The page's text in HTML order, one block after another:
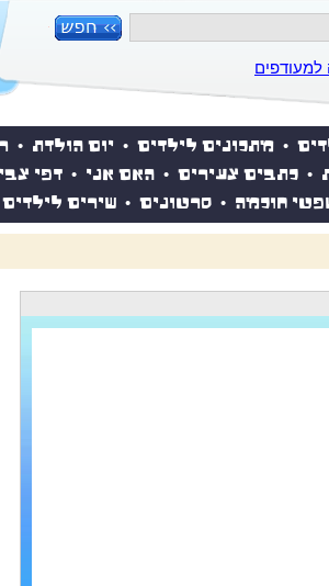
למעודפים
• מתכונים לילדים • יום הולדת •
• כתבים צעירים • האם אני • דפי
חוכמה • סרטונים • שירים לילדים
כאן